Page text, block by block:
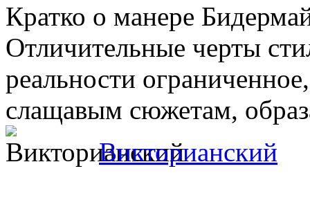
Кратко о манере
Отличительные черты
реальности
слащавым сюжетам,
Викторианский